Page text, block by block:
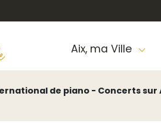
Aix, ma Ville
de piano - Concerts